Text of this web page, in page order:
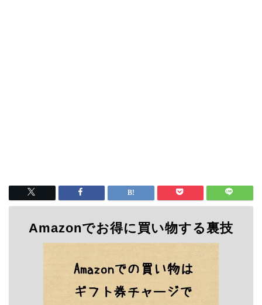
Amazonでお得に買い物する裏技